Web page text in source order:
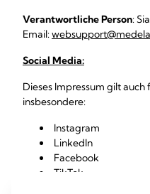
Verantwortliche Person:
Email:
Social Media:
Dieses Impressum gilt auch
insbesondere:
Instagram
LinkedIn
Facebook
TikTok